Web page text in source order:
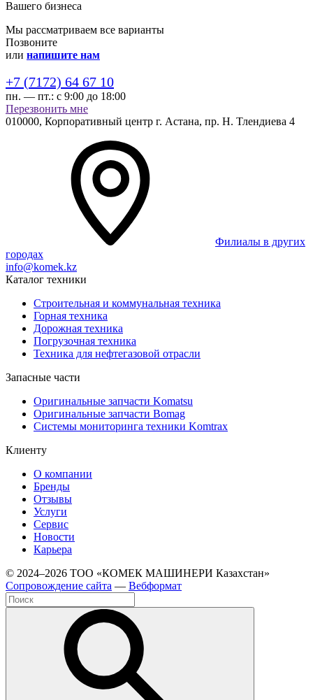
Вашего бизнеса
Мы рассматриваем все варианты
Позвоните
или напишите нам
+7 (7172) 64 67 10
пн. — пт.: с 9:00 до 18:00
Перезвонить мне
010000, Корпоративный центр г. Астана, пр. Н. Тлендиева 4
Филиалы в других
городах
info@komek.kz
Каталог техники
Строительная и коммунальная техника
Горная техника
Дорожная техника
Погрузочная техника
Техника для нефтегазовой отрасли
Запасные части
Оригинальные запчасти Komatsu
Оригинальные запчасти Bomag
Системы мониторинга техники Komtrax
Клиенту
О компании
Бренды
Отзывы
Услуги
Сервис
Новости
Карьера
© 2024–2026 ТОО «КОМЕК МАШИНЕРИ Казахстан»
Cопровождение сайта — Вебформат